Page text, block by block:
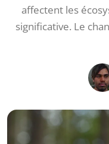
affectent les
significative. Le